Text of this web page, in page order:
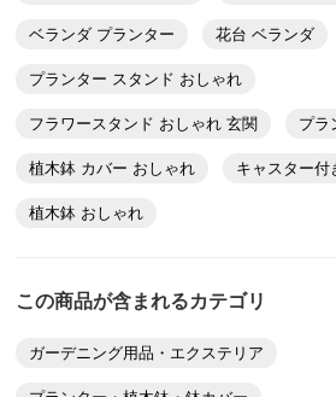
観葉樹でもすいすいと動かせるの
つ目の購入です。
2022/12/21
使えるプランターベースです！
気に入ったので２回追加購入しまし
ベランダ プランター 花台 ベランダ
プランター スタンド おしゃれ
フラワースタンド おしゃれ 玄関 プラ
植木鉢 カバー おしゃれ キャスター付
植木鉢 おしゃれ
この商品が含まれるカテゴリ
ガーデニング用品・エクステリア